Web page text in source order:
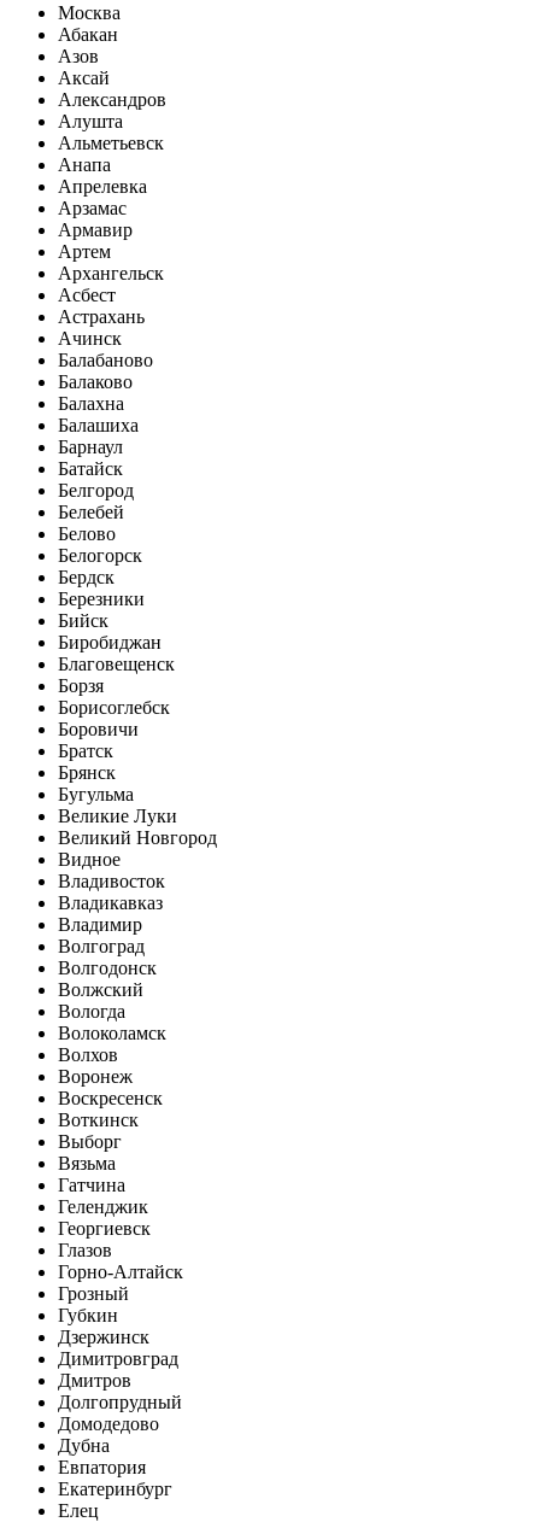
Москва
Абакан
Азов
Аксай
Александров
Алушта
Альметьевск
Анапа
Апрелевка
Арзамас
Армавир
Артем
Архангельск
Асбест
Астрахань
Ачинск
Балабаново
Балаково
Балахна
Балашиха
Барнаул
Батайск
Белгород
Белебей
Белово
Белогорск
Бердск
Березники
Бийск
Биробиджан
Благовещенск
Борзя
Борисоглебск
Боровичи
Братск
Брянск
Бугульма
Великие Луки
Великий Новгород
Видное
Владивосток
Владикавказ
Владимир
Волгоград
Волгодонск
Волжский
Вологда
Волоколамск
Волхов
Воронеж
Воскресенск
Воткинск
Выборг
Вязьма
Гатчина
Геленджик
Георгиевск
Глазов
Горно-Алтайск
Грозный
Губкин
Дзержинск
Димитровград
Дмитров
Долгопрудный
Домодедово
Дубна
Евпатория
Екатеринбург
Елец